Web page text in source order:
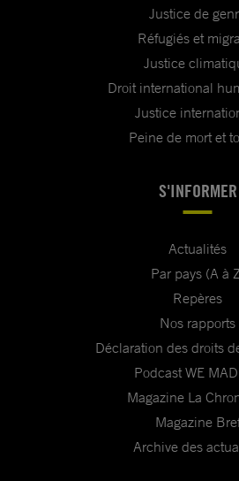
Justice de
Réfugiés et
Justice
Droit international
Justice
Peine de mort et
S'INFORMER
Actualités
Par pays (A à
Repères
Nos rapports
Déclaration des droits
Podcast WE
Magazine La
Magazine
Archive des